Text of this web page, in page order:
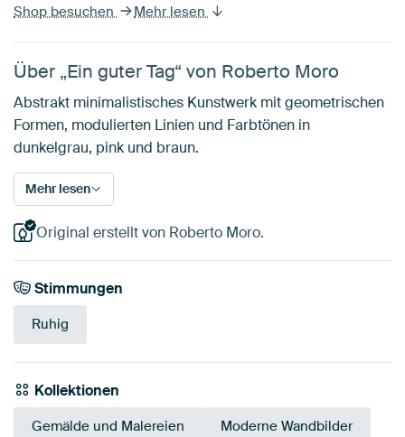
Shop besuchen Mehr lesen
Über „Ein guter Tag“ von Roberto Moro
Abstrakt minimalistisches Kunstwerk mit geometrischen
Formen, modulierten Linien und Farbtönen in
dunkelgrau, pink und braun.
Mehr lesen
Original erstellt von Roberto Moro.
Stimmungen
Ruhig
Kollektionen
Gemälde und Malereien Moderne Wandbilder